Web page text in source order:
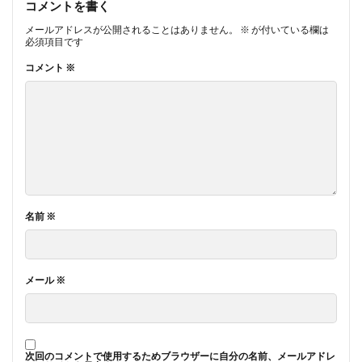
コメントを書く
メールアドレスが公開されることはありません。 ※ が付いている欄は
必須項目です
コメント ※
名前 ※
メール※
次回のコメントで使用するためブラウザーに自分の名前、メールアドレ